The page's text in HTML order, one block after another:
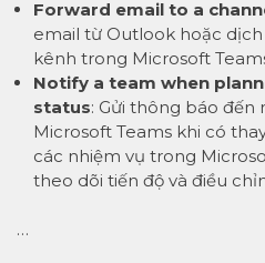
Forward email to a
email từ Outlook hoặc
kênh trong Microsoft
Notify a team when
status: Gửi thông báo
Microsoft Teams khi có
các nhiệm vụ trong
theo dõi tiến độ và điều
…